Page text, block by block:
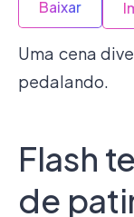
Baixar
Uma cena
pedalando.
Flash
de